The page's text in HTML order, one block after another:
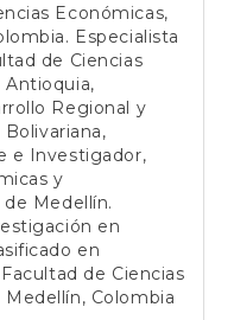
Económicas,
Especialista
de Ciencias
Antioquia,
Regional y
e Investigador,
y
Medellín.
en
en
de Ciencias
Colombia